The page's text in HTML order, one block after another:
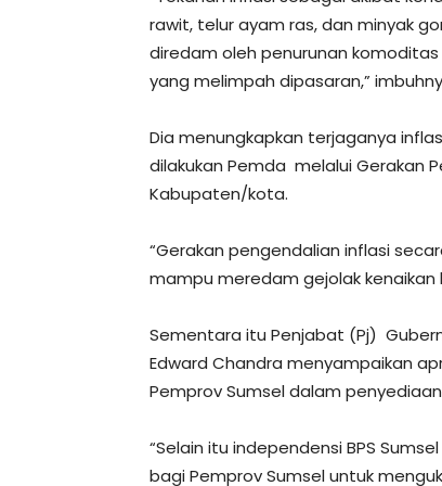
rawit, telur ayam ras, dan minyak
diredam oleh penurunan
yang melimpah dipasaran,”
Dia menungkapkan terjaganya
dilakukan Pemda melalui Gerakan
Kabupaten/kota.
“Gerakan pengendalian inflasi
mampu meredam gejolak kenaikan
Sementara itu Penjabat (Pj)
Edward Chandra menyampaikan
Pemprov Sumsel dalam
“Selain itu independensi BPS
bagi Pemprov Sumsel untuk